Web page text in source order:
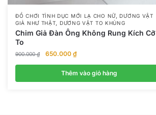
ĐỒ CHƠI TÌNH DỤC MỚI LẠ CHO NỮ,DƯƠNG VẬT
GIẢ NHƯ THẬT, DƯƠNG VẬT TO KHỦNG
Chim Giả Đàn Ông Không Rung Kích Cỡ
To
900.000₫
Giá
gốc
900.000 ₫.
650.000 ₫Giá
hiện
tại
là:
Thêm vào giỏ hàng